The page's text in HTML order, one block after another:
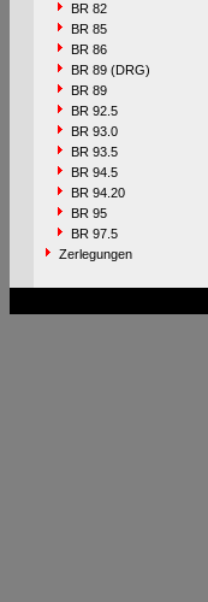
BR 82
BR 85
BR 86
BR 89 (DRG)
BR 89
BR 92.5
BR 93.0
BR 93.5
BR 94.5
BR 94.20
BR 95
BR 97.5
Zerlegungen